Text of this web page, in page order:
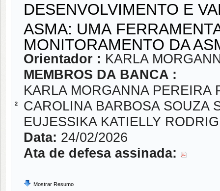
2
DESENVOLVIMENTO E
ASMA: UMA
MONITORAMENTO DA
Orientador : KARLA
MEMBROS DA BANCA :
KARLA MORGANNA PEREIRA
CAROLINA BARBOSA SOUZA
EUJESSIKA KATIELLY
Data: 24/02/2026
Ata de defesa assinada:
Mostrar Resumo